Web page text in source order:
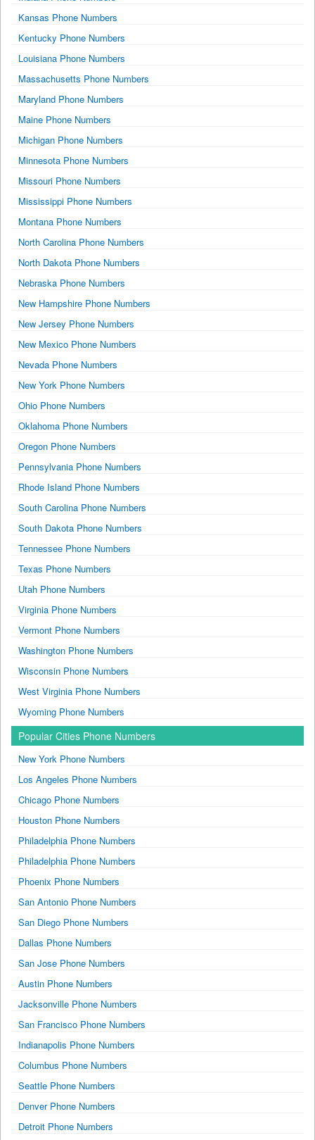
Kansas Phone Numbers
Kentucky Phone Numbers
Louisiana Phone Numbers
Massachusetts Phone Numbers
Maryland Phone Numbers
Maine Phone Numbers
Michigan Phone Numbers
Minnesota Phone Numbers
Missouri Phone Numbers
Mississippi Phone Numbers
Montana Phone Numbers
North Carolina Phone Numbers
North Dakota Phone Numbers
Nebraska Phone Numbers
New Hampshire Phone Numbers
New Jersey Phone Numbers
New Mexico Phone Numbers
Nevada Phone Numbers
New York Phone Numbers
Ohio Phone Numbers
Oklahoma Phone Numbers
Oregon Phone Numbers
Pennsylvania Phone Numbers
Rhode Island Phone Numbers
South Carolina Phone Numbers
South Dakota Phone Numbers
Tennessee Phone Numbers
Texas Phone Numbers
Utah Phone Numbers
Virginia Phone Numbers
Vermont Phone Numbers
Washington Phone Numbers
Wisconsin Phone Numbers
West Virginia Phone Numbers
Wyoming Phone Numbers
Popular Cities Phone Numbers
New York Phone Numbers
Los Angeles Phone Numbers
Chicago Phone Numbers
Houston Phone Numbers
Philadelphia Phone Numbers
Philadelphia Phone Numbers
Phoenix Phone Numbers
San Antonio Phone Numbers
San Diego Phone Numbers
Dallas Phone Numbers
San Jose Phone Numbers
Austin Phone Numbers
Jacksonville Phone Numbers
San Francisco Phone Numbers
Indianapolis Phone Numbers
Columbus Phone Numbers
Seattle Phone Numbers
Denver Phone Numbers
Detroit Phone Numbers